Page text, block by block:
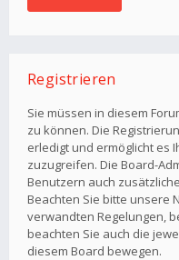
Registrieren
Sie müssen in diesem
zu können. Die
erledigt und ermöglicht es
zuzugreifen. Die Board-
Benutzern auch
Beachten Sie bitte unsere
verwandten Regelungen,
beachten Sie auch die
diesem Board bewegen.